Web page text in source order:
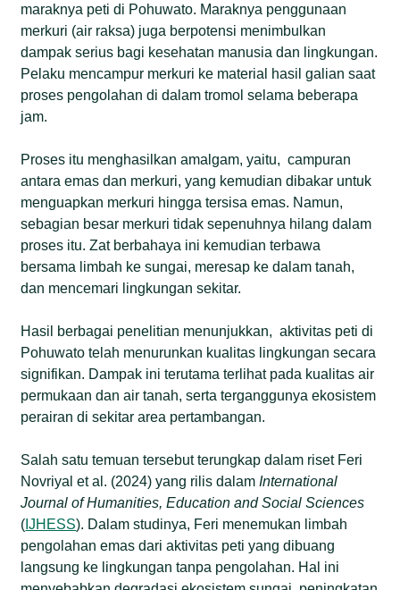
maraknya peti di Pohuwato. Maraknya penggunaan
merkuri (air raksa) juga berpotensi menimbulkan
dampak serius bagi kesehatan manusia dan lingkungan.
Pelaku mencampur merkuri ke material hasil galian saat
proses pengolahan di dalam tromol selama beberapa
jam.
Proses itu menghasilkan amalgam, yaitu, campuran
antara emas dan merkuri, yang kemudian dibakar untuk
menguapkan merkuri hingga tersisa emas. Namun,
sebagian besar merkuri tidak sepenuhnya hilang dalam
proses itu. Zat berbahaya ini kemudian terbawa
bersama limbah ke sungai, meresap ke dalam tanah,
dan mencemari lingkungan sekitar.
Hasil berbagai penelitian menunjukkan, aktivitas peti di
Pohuwato telah menurunkan kualitas lingkungan secara
signifikan. Dampak ini terutama terlihat pada kualitas air
permukaan dan air tanah, serta terganggunya ekosistem
perairan di sekitar area pertambangan.
Salah satu temuan tersebut terungkap dalam riset Feri
Novriyal et al. (2024) yang rilis dalamInternational
Journal of Humanities, Education and Social Sciences
( IJHESS). Dalam studinya, Feri menemukan limbah
pengolahan emas dari aktivitas peti yang dibuang
langsung ke lingkungan tanpa pengolahan. Hal ini